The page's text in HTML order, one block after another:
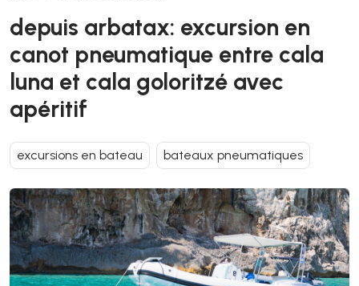
depuis arbatax: excursion en
canot pneumatique entre cala
luna et cala goloritzé avec
apéritif
excursions en bateau bateaux pneumatiques